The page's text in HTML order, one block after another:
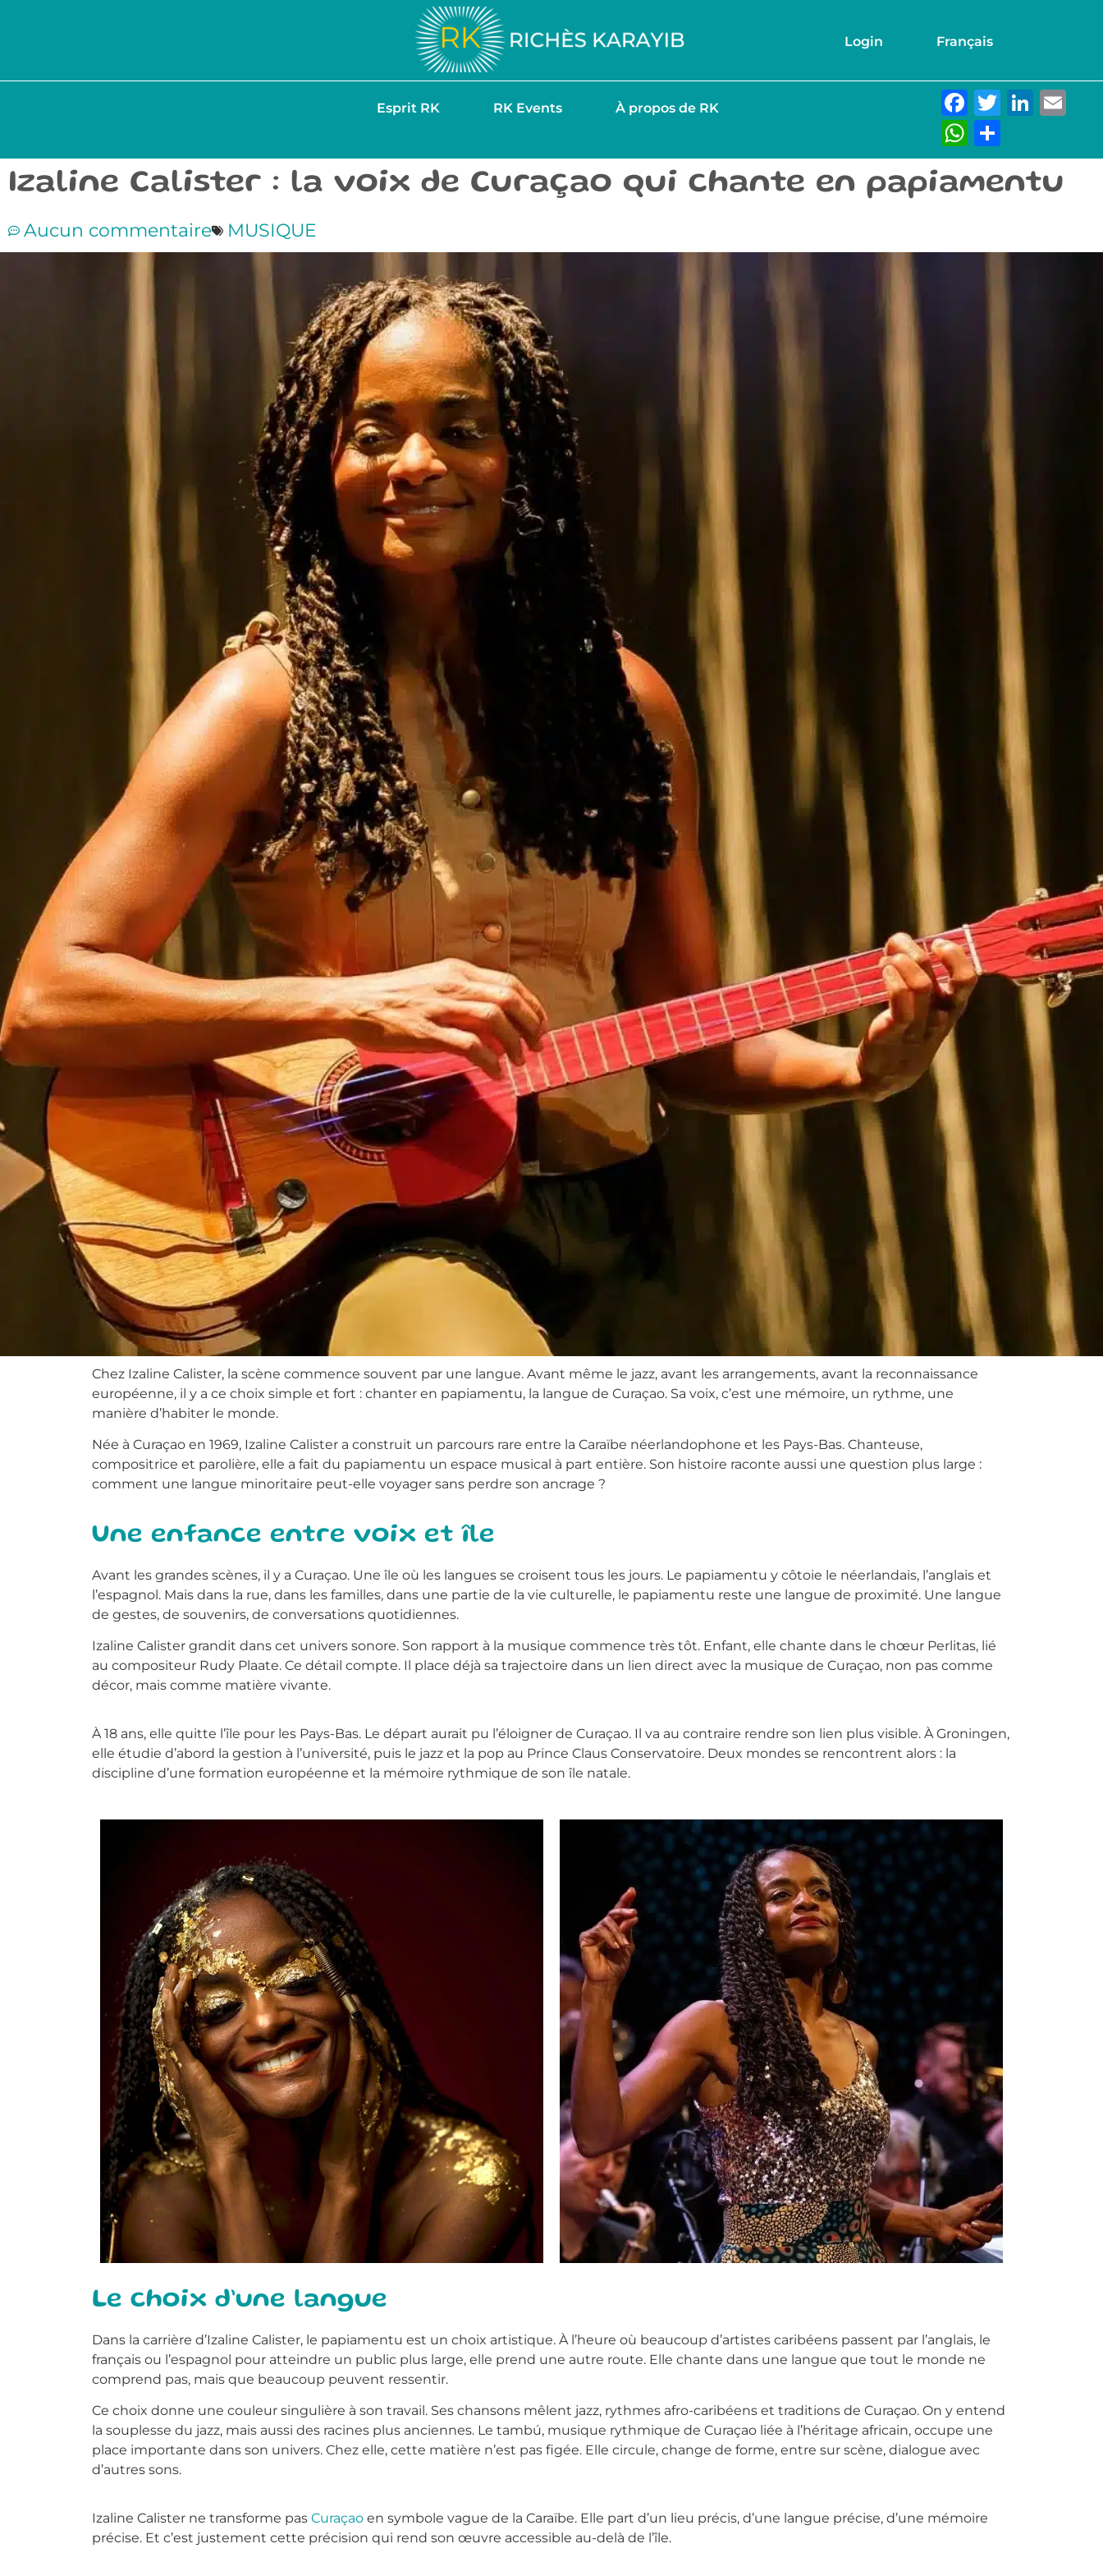
Login Français
Esprit RK RK Events À propos de RK Facebook
Twitter
Izaline Calister : la voix de Curaçao qui chante en papiamentu
Aucun commentaire MUSIQUE
Chez Izaline Calister, la scène commence souvent par une langue. Avant même le jazz, avant les arrangements, avant la reconnaissance
européenne, il y a ce choix simple et fort : chanter en papiamentu, la langue de Curaçao. Sa voix, c’est une mémoire, un rythme, une
manière d’habiter le monde.
Née à Curaçao en 1969, Izaline Calister a construit un parcours rare entre la Caraïbe néerlandophone et les Pays-Bas. Chanteuse,
compositrice et parolière, elle a fait du papiamentu un espace musical à part entière. Son histoire raconte aussi une question plus large :
comment une langue minoritaire peut-elle voyager sans perdre son ancrage ?
Une enfance entre voix et île
Avant les grandes scènes, il y a Curaçao. Une île où les langues se croisent tous les jours. Le papiamentu y côtoie le néerlandais, l’anglais et
l’espagnol. Mais dans la rue, dans les familles, dans une partie de la vie culturelle, le papiamentu reste une langue de proximité. Une langue
de gestes, de souvenirs, de conversations quotidiennes.
Izaline Calister grandit dans cet univers sonore. Son rapport à la musique commence très tôt. Enfant, elle chante dans le chœur Perlitas, lié
au compositeur Rudy Plaate. Ce détail compte. Il place déjà sa trajectoire dans un lien direct avec la musique de Curaçao, non pas comme
décor, mais comme matière vivante.
À 18 ans, elle quitte l’île pour les Pays-Bas. Le départ aurait pu l’éloigner de Curaçao. Il va au contraire rendre son lien plus visible. À Groningen,
elle étudie d’abord la gestion à l’université, puis le jazz et la pop au Prince Claus Conservatoire. Deux mondes se rencontrent alors : la
discipline d’une formation européenne et la mémoire rythmique de son île natale.
Le choix d’une langue
Dans la carrière d’Izaline Calister, le papiamentu est un choix artistique. À l’heure où beaucoup d’artistes caribéens passent par l’anglais, le
français ou l’espagnol pour atteindre un public plus large, elle prend une autre route. Elle chante dans une langue que tout le monde ne
comprend pas, mais que beaucoup peuvent ressentir.
Ce choix donne une couleur singulière à son travail. Ses chansons mêlent jazz, rythmes afro-caribéens et traditions de Curaçao. On y entend
la souplesse du jazz, mais aussi des racines plus anciennes. Le tambú, musique rythmique de Curaçao liée à l’héritage africain, occupe une
place importante dans son univers. Chez elle, cette matière n’est pas figée. Elle circule, change de forme, entre sur scène, dialogue avec
d’autres sons.
Izaline Calister ne transforme pas Curaçao en symbole vague de la Caraïbe. Elle part d’un lieu précis, d’une langue précise, d’une mémoire
précise. Et c’est justement cette précision qui rend son œuvre accessible au-delà de l’île.